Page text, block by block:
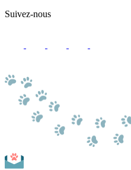
Suivez-nous